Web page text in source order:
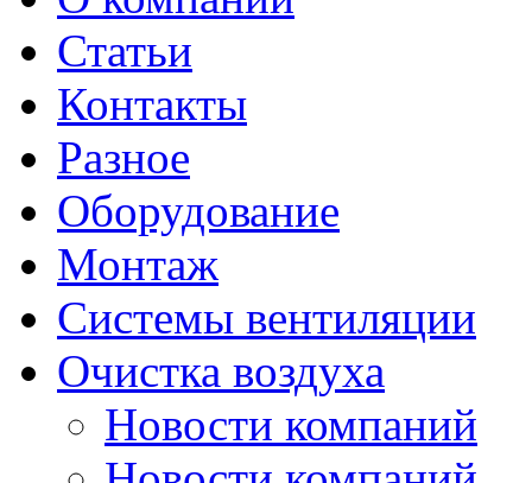
Статьи
Контакты
Разное
Оборудование
Монтаж
Системы вентиляции
Очистка воздуха
Новости компаний